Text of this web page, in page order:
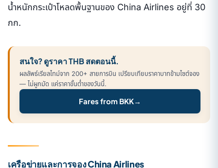
น้ำหนักกระเป๋าโหลดพื้นฐานของ China Airlines อยู่ที่ 30
กก.
สนใจ? ดูราคา THB สดตอนนี้.
ผลลัพธ์เรียลไทม์จาก 200+ สายการบิน เปรียบเทียบราคาบาทข้ามไซต์จอง
— ไม่ผูกมัด แค่ราคาขั้นต่ำของวันนี้.
Fares from BKK→
เครือข่ายและการจอง China Airlines